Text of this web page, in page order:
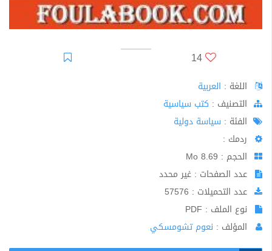
14
اللغة : العربية
اﻟﺘﺼﻨﻴﻒ : كتب سياسية
الفئة : سياسة دولية
ردمك :
الحجم : 8.69 Mo
عدد الصفحات : غير محدد
عدد التحميلات : 57576
نوع الملف : PDF
المؤلف : نعوم تشومسكي